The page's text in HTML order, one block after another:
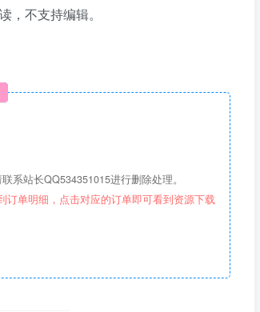
不支持编辑。
系站长QQ534351015进行删除处理。
订单明细，点击对应的订单即可看到资源下载